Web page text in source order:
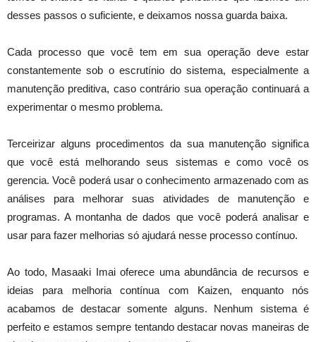
desses passos o suficiente, e deixamos nossa guarda baixa.
Cada processo que você tem em sua operação deve estar
constantemente sob o escrutínio do sistema, especialmente a
manutenção preditiva, caso contrário sua operação continuará a
experimentar o mesmo problema.
Terceirizar alguns procedimentos da sua manutenção significa
que você está melhorando seus sistemas e como você os
gerencia. Você poderá usar o conhecimento armazenado com as
análises para melhorar suas atividades de manutenção e
programas. A montanha de dados que você poderá analisar e
usar para fazer melhorias só ajudará nesse processo contínuo.
Ao todo, Masaaki Imai oferece uma abundância de recursos e
ideias para melhoria contínua com Kaizen, enquanto nós
acabamos de destacar somente alguns. Nenhum sistema é
perfeito e estamos sempre tentando destacar novas maneiras de